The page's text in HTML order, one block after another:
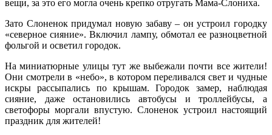
вещи, за это его могла очень крепко отругать Мама-Слониха.
Зато Слоненок придумал новую забаву – он устроил городку
«северное сияние». Включил лампу, обмотал ее разноцветной
фольгой и осветил городок.
На миниатюрные улицы тут же выбежали почти все жители!
Они смотрели в «небо», в котором переливался свет и чудные
искры рассыпались по крышам. Городок замер, наблюдая
сияние, даже остановились автобусы и троллейбусы, а
светофоры моргали впустую. Слоненок устроил настоящий
праздник для жителей!